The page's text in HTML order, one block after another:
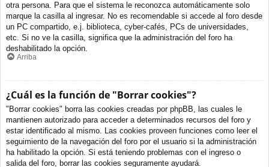
otra persona. Para que el sistema le reconozca automáticamente solo
marque la casilla al ingresar. No es recomendable si accede al foro desde
un PC compartido, e.j. biblioteca, cyber-cafés, PCs de universidades,
etc. Si no ve la casilla, significa que la administración del foro ha
deshabilitado la opción.
Arriba
¿Cuál es la función de "Borrar cookies"?
"Borrar cookies" borra las cookies creadas por phpBB, las cuales le
mantienen autorizado para acceder a determinados recursos del foro y
estar identificado al mismo. Las cookies proveen funciones como leer el
seguimiento de la navegación del foro por el usuario si la administración
ha habilitado la opción. Si está teniendo problemas con el ingreso o
salida del foro, borrar las cookies seguramente ayudará.